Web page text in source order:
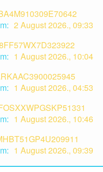
2 August 2026., 09:33
1 August 2026., 10:04
1 August 2026., 04:53
1 August 2026., 10:46
1 August 2026., 09:39